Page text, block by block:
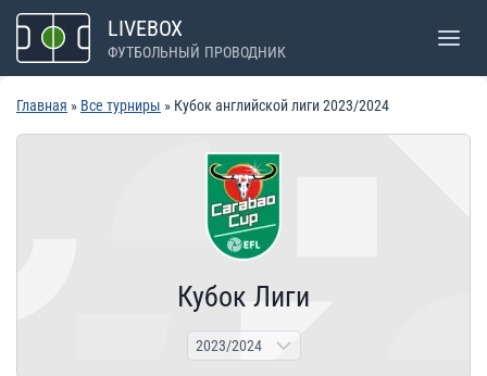
Перейти
содержимому
LIVEBOX
ФУТБОЛЬНЫЙ ПРОВОДНИК
Главная » Все турниры » Кубок английской лиги 2023/2024
Кубок Лиги